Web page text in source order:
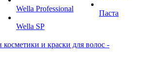
Wella Professional
Wella SP
Паста